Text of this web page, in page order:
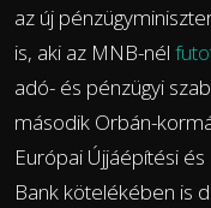
az új
is, aki az MNB-nél
adó- és pénzügyi
második Orbán-
Európai Újjáépítési
Bank kötelékében is